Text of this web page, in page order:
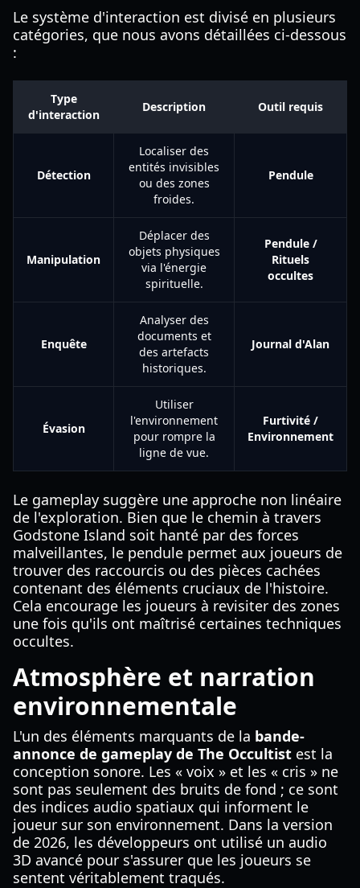
Le système d'interaction est divisé en plusieurs
catégories, que nous avons détaillées ci-dessous
:
Type
d'interaction
Description Outil requis
Détection
Localiser des
entités invisibles
ou des zones
froides.
Pendule
Manipulation
Déplacer des
objets physiques
via l'énergie
spirituelle.
Pendule /
Rituels
occultes
Enquête
Analyser des
documents et
des artefacts
historiques.
Journal d'Alan
Évasion
Utiliser
l'environnement
pour rompre la
ligne de vue.
Furtivité /
Environnement
Le gameplay suggère une approche non linéaire
de l'exploration. Bien que le chemin à travers
Godstone Island soit hanté par des forces
malveillantes, le pendule permet aux joueurs de
trouver des raccourcis ou des pièces cachées
contenant des éléments cruciaux de l'histoire.
Cela encourage les joueurs à revisiter des zones
une fois qu'ils ont maîtrisé certaines techniques
occultes.
Atmosphère et narration
environnementale
L'un des éléments marquants de la bande-
annonce de gameplay de The Occultist est la
conception sonore. Les « voix » et les « cris » ne
sont pas seulement des bruits de fond ; ce sont
des indices audio spatiaux qui informent le
joueur sur son environnement. Dans la version
de 2026, les développeurs ont utilisé un audio
3D avancé pour s'assurer que les joueurs se
sentent véritablement traqués.